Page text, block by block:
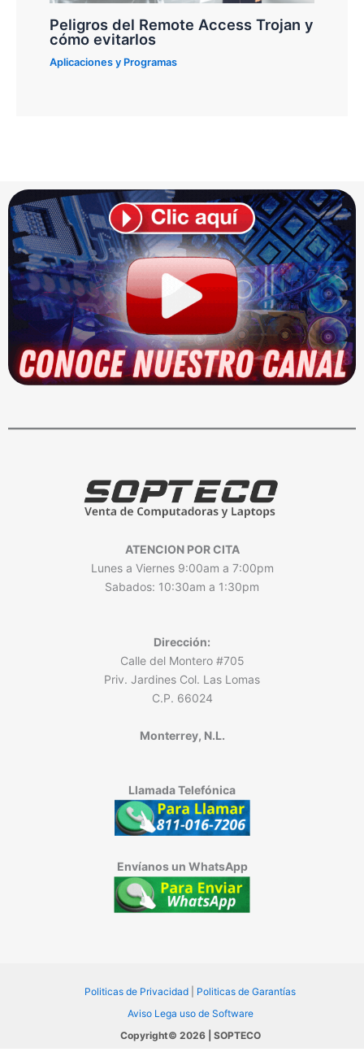
Peligros del Remote Access Trojan y
cómo evitarlos
Aplicaciones y Programas
ATENCION POR CITA
Lunes a Viernes 9:00am a 7:00pm
Sabados: 10:30am a 1:30pm
Dirección:
Calle del Montero #705
Priv. Jardines Col. Las Lomas
C.P. 66024
Monterrey, N.L.
Llamada Telefónica
Envíanos un WhatsApp
Politicas de Privacidad
Politicas de Garantías
Aviso Lega uso de Software
Copyright© 2026 | SOPTECO